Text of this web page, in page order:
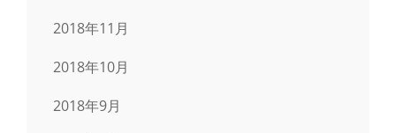
2018年11月
2018年10月
2018年9月